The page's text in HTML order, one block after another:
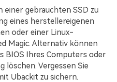
einer gebrauchten SSD zu
eines herstellereigenen
oder einer Linux-
Magic. Alternativ können
BIOS Ihres Computers oder
löschen. Vergessen Sie
Ubackit zu sichern.